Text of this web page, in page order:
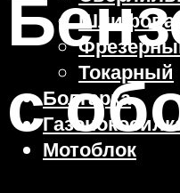
Токарный
Болгарка
Мотоблок
с